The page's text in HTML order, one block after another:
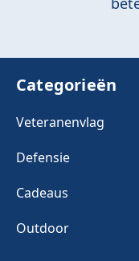
Categorieën
Veteranenvlag
Defensie
Cadeaus
Outdoor